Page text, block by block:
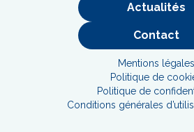
Actualités
Contact
Mentions légales
Politique de
Politique de
Conditions générales